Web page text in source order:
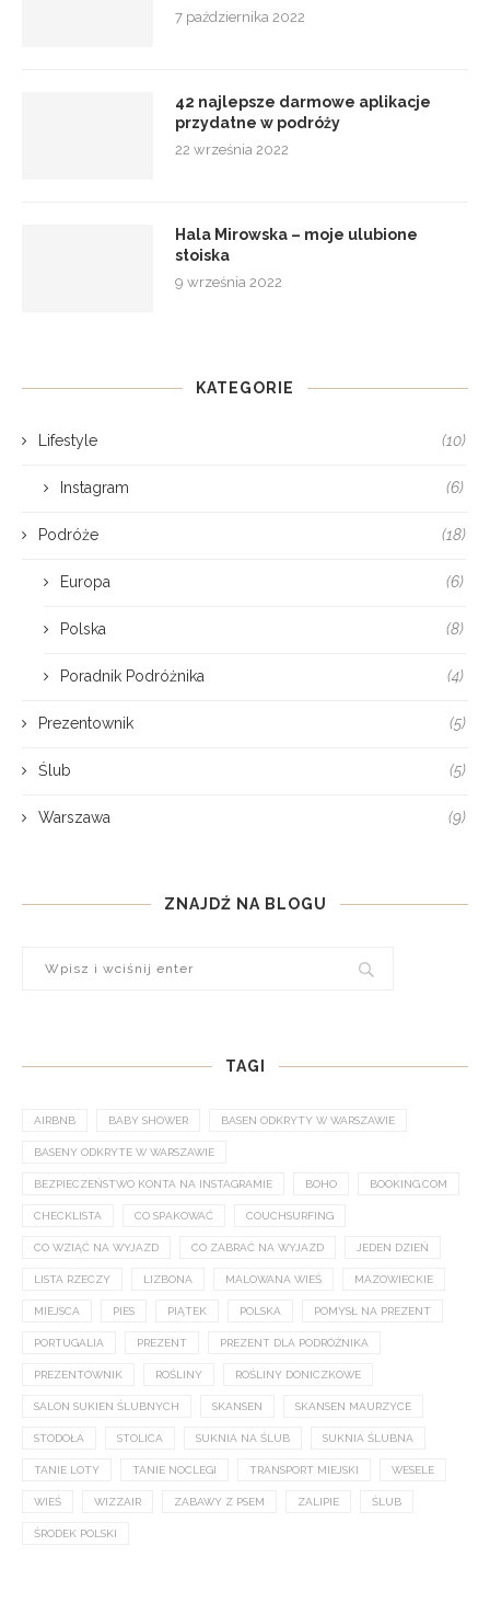
7 października 2022
42 najlepsze darmowe aplikacje
przydatne w podróży
22 września 2022
Hala Mirowska – moje ulubione
stoiska
9 września 2022
KATEGORIE
Lifestyle (10)
Instagram (6)
Podróże (18)
Europa (6)
Polska (8)
Poradnik Podróżnika (4)
Prezentownik (5)
Ślub (5)
Warszawa (9)
ZNAJDŹ NA BLOGU
TAGI
AIRBNB BABY SHOWER BASEN ODKRYTY W WARSZAWIE
BASENY ODKRYTE W WARSZAWIE
BEZPIECZEŃSTWO KONTA NA INSTAGRAMIE BOHO BOOKING.COM
CHECKLISTA CO SPAKOWAĆ COUCHSURFING
CO WZIĄĆ NA WYJAZD CO ZABRAĆ NA WYJAZD JEDEN DZIEŃ
LISTA RZECZY LIZBONA MALOWANA WIEŚ MAZOWIECKIE
MIEJSCA PIES PIĄTEK POLSKA POMYSŁ NA PREZENT
PORTUGALIA PREZENT PREZENT DLA PODRÓŻNIKA
PREZENTOWNIK ROŚLINY ROŚLINY DONICZKOWE
SALON SUKIEN ŚLUBNYCH SKANSEN SKANSEN MAURZYCE
STODOŁA STOLICA SUKNIA NA ŚLUB SUKNIA ŚLUBNA
TANIE LOTY TANIE NOCLEGI TRANSPORT MIEJSKI WESELE
WIEŚ WIZZAIR ZABAWY Z PSEM ZALIPIE ŚLUB
ŚRODEK POLSKI